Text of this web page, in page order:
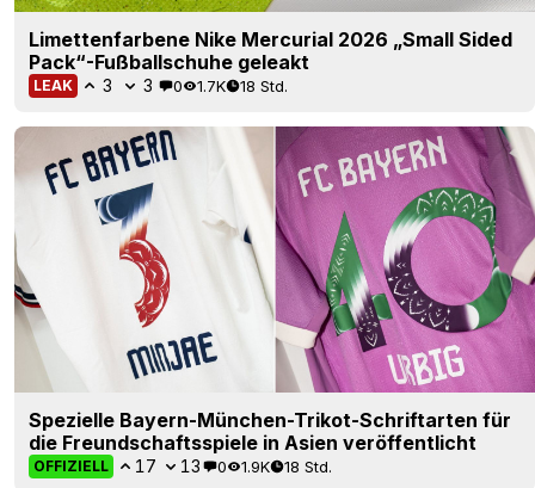
Limettenfarbene Nike Mercurial 2026 „Small Sided
Pack“-Fußballschuhe geleakt
LEAK 3 3 0 1.7K 18 Std.
Spezielle Bayern-München-Trikot-Schriftarten für
die Freundschaftsspiele in Asien veröffentlicht
OFFIZIELL 17 13 0 1.9K 18 Std.